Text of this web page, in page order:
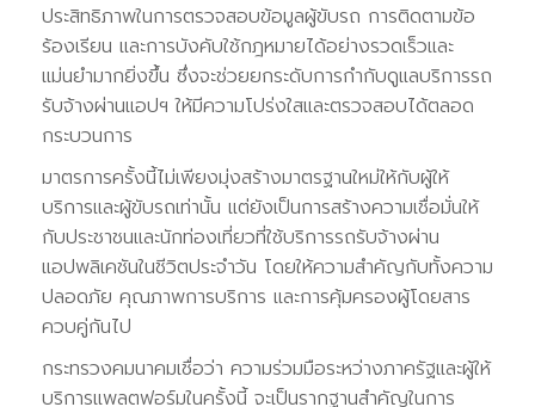
ประสิทธิภาพในการตรวจสอบข้อมูลผู้ขับรถ การติดตามข้อ
ร้องเรียน และการบังคับใช้กฎหมายได้อย่างรวดเร็วและ
แม่นยำมากยิ่งขึ้น ซึ่งจะช่วยยกระดับการกำกับดูแลบริการรถ
รับจ้างผ่านแอปฯ ให้มีความโปร่งใสและตรวจสอบได้ตลอด
กระบวนการ
มาตรการครั้งนี้ไม่เพียงมุ่งสร้างมาตรฐานใหม่ให้กับผู้ให้
บริการและผู้ขับรถเท่านั้น แต่ยังเป็นการสร้างความเชื่อมั่นให้
กับประชาชนและนักท่องเที่ยวที่ใช้บริการรถรับจ้างผ่าน
แอปพลิเคชันในชีวิตประจำวัน โดยให้ความสำคัญกับทั้งความ
ปลอดภัย คุณภาพการบริการ และการคุ้มครองผู้โดยสาร
ควบคู่กันไป
กระทรวงคมนาคมเชื่อว่า ความร่วมมือระหว่างภาครัฐและผู้ให้
บริการแพลตฟอร์มในครั้งนี้ จะเป็นรากฐานสำคัญในการ